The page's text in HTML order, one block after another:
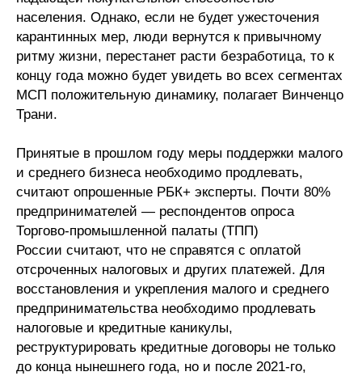
населения. Однако, если не будет ужесточения
карантинных мер, люди вернутся к привычному
ритму жизни, перестанет расти безработица, то к
концу года можно будет увидеть во всех сегментах
МСП положительную динамику, полагает Винченцо
Трани.
Принятые в прошлом году меры поддержки малого
и среднего бизнеса необходимо продлевать,
считают опрошенные РБК+ эксперты. Почти 80%
предпринимателей — респондентов опроса
Торгово-промышленной палаты (ТПП)
России считают, что не справятся с оплатой
отсроченных налоговых и других платежей. Для
восстановления и укрепления малого и среднего
предпринимательства необходимо продлевать
налоговые и кредитные каникулы,
реструктурировать кредитные договоры не только
до конца нынешнего года, но и после 2021-го,